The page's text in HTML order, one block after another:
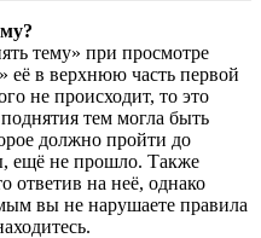
тему» при просмотре
её в верхнюю часть первой
не происходит, то это
тем могла быть
должно пройти до
ещё не прошло. Также
ответив на неё, однако
вы не нарушаете правила